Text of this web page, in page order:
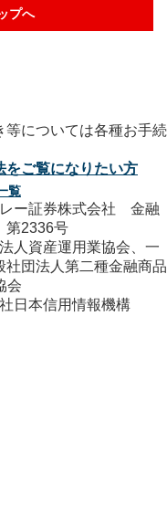
プへ
をご覧になりたい方
覧
ー証券株式会社 金融
第2336号
人資産運用業協会、一
団法人第二種金融商品
会
日本信用情報機構